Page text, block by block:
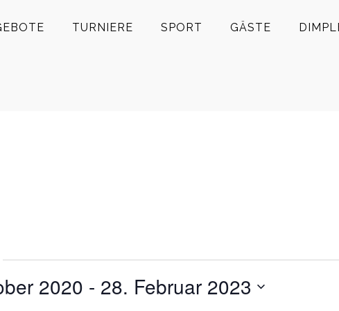
TURNIERE SPORT GÄSTE
2020 - 28. Februar 2023